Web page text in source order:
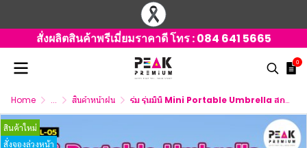
สั่งผลิตสินค้าพรีเมี่ยมราคาดี โทร :084 641 5665
0
Home ... สินค้าหน้าฝน ร่ม รุ่นมินิ Mini Portable Umbrella สกรีนโลโก้
สินค้าใหม่
สั่งจองล่วงหน้า